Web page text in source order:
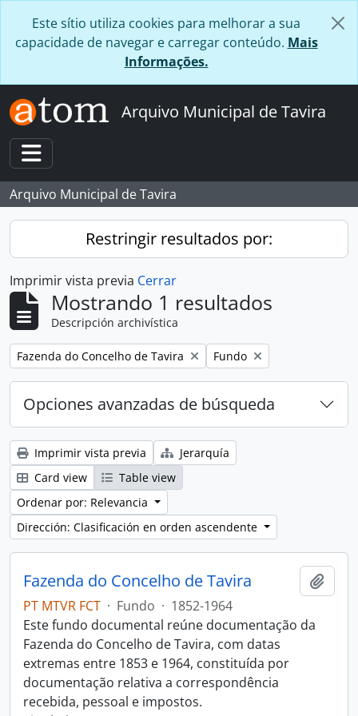
Este sítio utiliza cookies para melhorar a sua
capacidade de navegar e carregar conteúdo. Mais
Informações.
Arquivo Municipal de Tavira
Toggle navigation
Arquivo Municipal de Tavira
Restringir resultados por:
Imprimir vista previa Cerrar
Mostrando 1 resultados
Descripción archivística
Remove filter:
Fazenda do Concelho de Tavira Remove filter:
Fundo
Opciones avanzadas de búsqueda
Imprimir vista previa
Jerarquía
Card view
Table view
Ordenar por: Relevancia
Dirección: Clasificación en orden ascendente
Fazenda do Concelho de Tavira
PT MTVR FCT · Fundo · 1852-1964
Este fundo documental reúne documentação da
Fazenda do Concelho de Tavira, com datas
extremas entre 1853 e 1964, constituída por
documentação relativa a correspondência
recebida, pessoal e impostos.